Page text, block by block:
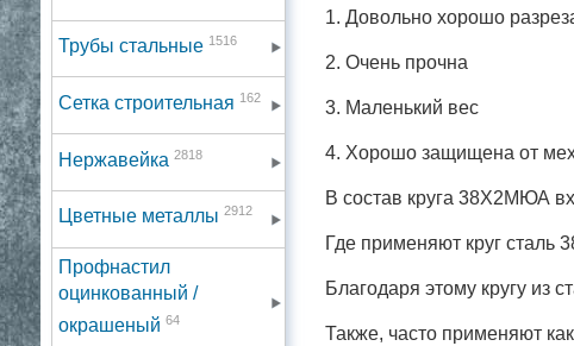
Трубы стальные 1516
Сетка строительная 162
Нержавейка 2818
Цветные металлы 2912
Профнастил
оцинкованный /
окрашеный 64
1. Довольно хорошо
2. Очень прочна
3. Маленький вес
4. Хорошо защищена от
В состав круга 38Х2МЮА
Где применяют круг
Благодаря этому кругу из
Также, часто применяют